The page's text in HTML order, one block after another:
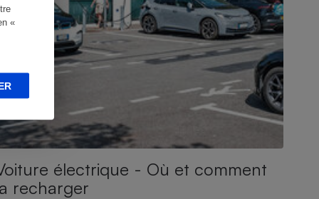
«
électrique - Où et comment
recharger